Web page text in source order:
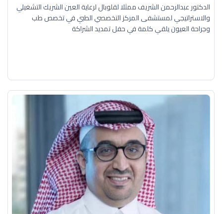
الدكتور عبدالرحمن الشريف ممثلا لقلوبال لرعاية العين الشريك التشغيلي
والاستراتيجي لمستشفى المركز التخصصي الطبي في تخصص طب
وجراحة العيون يلقي كلمة في حفل تمديد الشراكة